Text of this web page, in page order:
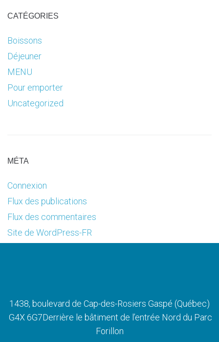
CATÉGORIES
Boissons
Déjeuner
MENU
Pour emporter
Uncategorized
MÉTA
Connexion
Flux des publications
Flux des commentaires
Site de WordPress-FR
1438, boulevard de Cap-des-Rosiers Gaspé (Québec)
G4X 6G7Derrière le bâtiment de l’entrée Nord du Parc
Forillon